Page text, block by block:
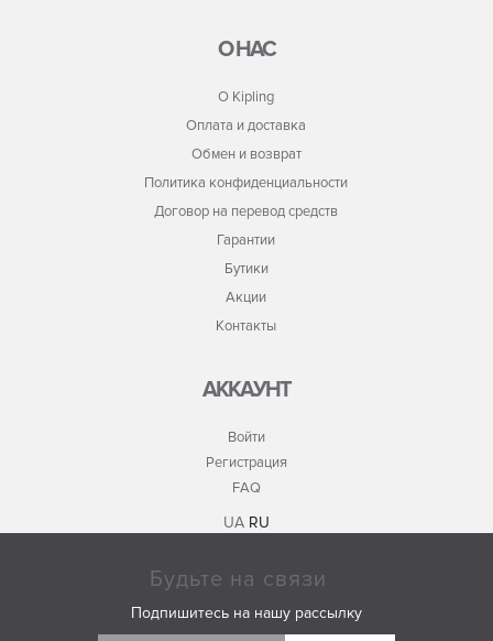
О НАС
О Kipling
Оплата и доставка
Обмен и возврат
Политика конфиденциальности
Договор на перевод средств
Гарантии
Бутики
Акции
Контакты
АККАУНТ
Войти
Регистрация
FAQ
UA RU
Будьте на связи
Подпишитесь на нашу рассылку